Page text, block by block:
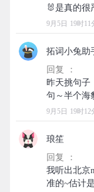
9月5日 19时11
拓词小兔助
回复 ：
昨天挑句子
9月5日 19时12
琅笙
回复 ：
我听出北京